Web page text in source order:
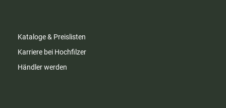
Kataloge & Preislisten
Karriere bei Hochfilzer
Händler werden